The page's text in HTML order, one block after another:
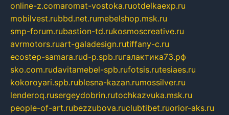
online-z.comaromat-vostoka.ruotdelkaexp.ru
mobilvest.rubbd.net.rumebelshop.msk.ru
smp-forum.rubastion-td.rukosmoscreative.ru
avrmotors.ruart-galadesign.rutiffany-c.ru
ecostep-samara.rud-p.spb.ruгалактика73.рф
sko.com.rudavitamebel-spb.rufotsis.rutesiaes.ru
kokoroyari.spb.rublesna-kazan.rumossilver.ru
lenderoq.rusergeydobrin.rutochkazvuka.msk.ru
people-of-art.rubezzubova.ruclubtibet.ruorior-aks.ru